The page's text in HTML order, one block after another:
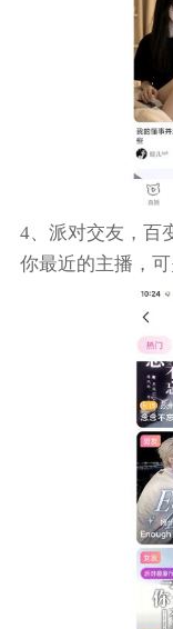
4、派对交友，百
你最近的主播，